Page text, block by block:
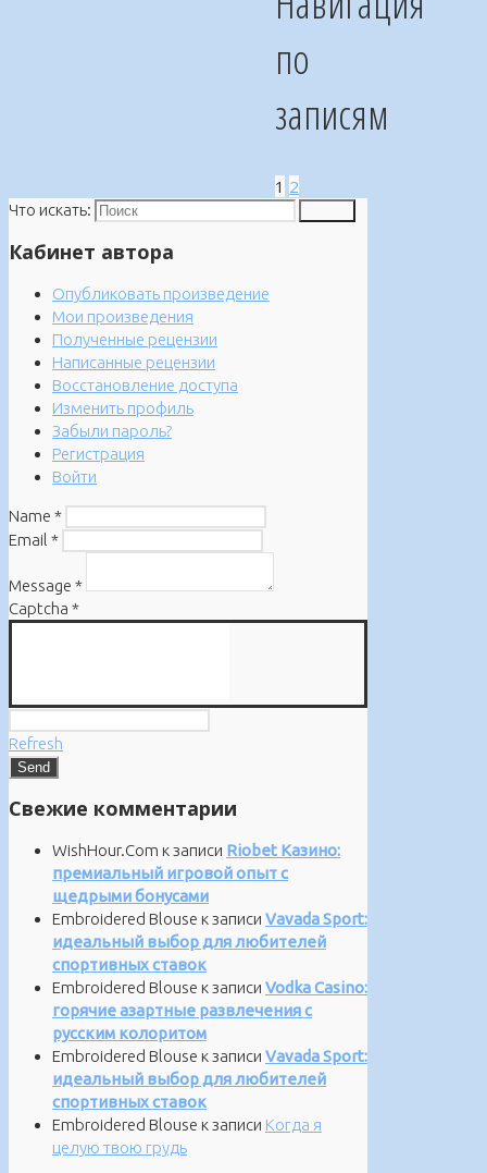
по
записям
1 2
Что искать:
Кабинет автора
Опубликовать произведение
Мои произведения
Полученные рецензии
Написанные рецензии
Восстановление доступа
Изменить профиль
Забыли пароль?
Регистрация
Войти
Name *
Email *
Message *
Captcha *
Refresh
Свежие комментарии
WishHour.Com к записи Riobet Казино:
премиальный игровой опыт с
щедрыми бонусами
Embroidered Blouse к записи Vavada Sport:
идеальный выбор для любителей
спортивных ставок
Embroidered Blouse к записи Vodka Casino:
горячие азартные развлечения с
русским колоритом
Embroidered Blouse к записи Vavada Sport:
идеальный выбор для любителей
спортивных ставок
Embroidered Blouse к записи Когда я
целую твою грудь